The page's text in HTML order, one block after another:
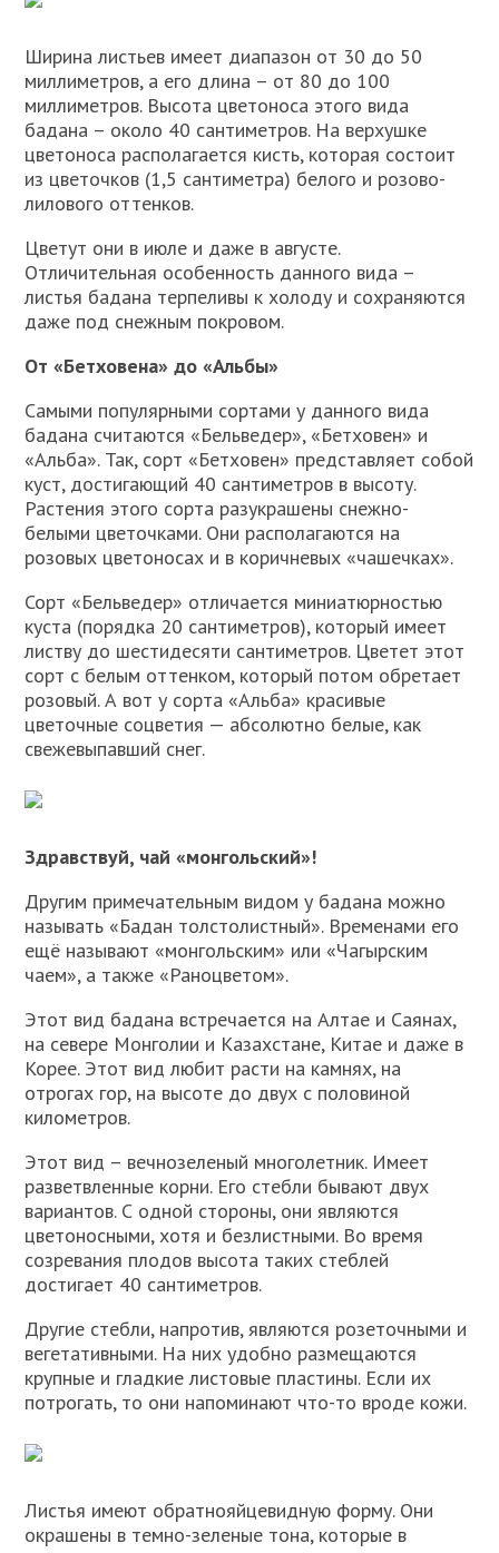
Ширина листьев имеет диапазон от 30 до 50
миллиметров, а его длина – от 80 до 100
миллиметров. Высота цветоноса этого вида
бадана – около 40 сантиметров. На верхушке
цветоноса располагается кисть, которая состоит
из цветочков (1,5 сантиметра) белого и розово-
лилового оттенков.
Цветут они в июле и даже в августе.
Отличительная особенность данного вида –
листья бадана терпеливы к холоду и сохраняются
даже под снежным покровом.
От «Бетховена» до «Альбы»
Самыми популярными сортами у данного вида
бадана считаются «Бельведер», «Бетховен» и
«Альба». Так, сорт «Бетховен» представляет собой
куст, достигающий 40 сантиметров в высоту.
Растения этого сорта разукрашены снежно-
белыми цветочками. Они располагаются на
розовых цветоносах и в коричневых «чашечках».
Сорт «Бельведер» отличается миниатюрностью
куста (порядка 20 сантиметров), который имеет
листву до шестидесяти сантиметров. Цветет этот
сорт с белым оттенком, который потом обретает
розовый. А вот у сорта «Альба» красивые
цветочные соцветия — абсолютно белые, как
свежевыпавший снег.
Здравствуй, чай «монгольский»!
Другим примечательным видом у бадана можно
называть «Бадан толстолистный». Временами его
ещё называют «монгольским» или «Чагырским
чаем», а также «Раноцветом».
Этот вид бадана встречается на Алтае и Саянах,
на севере Монголии и Казахстане, Китае и даже в
Корее. Этот вид любит расти на камнях, на
отрогах гор, на высоте до двух с половиной
километров.
Этот вид – вечнозеленый многолетник. Имеет
разветвленные корни. Его стебли бывают двух
вариантов. С одной стороны, они являются
цветоносными, хотя и безлистными. Во время
созревания плодов высота таких стеблей
достигает 40 сантиметров.
Другие стебли, напротив, являются розеточными и
вегетативными. На них удобно размещаются
крупные и гладкие листовые пластины. Если их
потрогать, то они напоминают что-то вроде кожи.
Листья имеют обратнояйцевидную форму. Они
окрашены в темно-зеленые тона, которые в